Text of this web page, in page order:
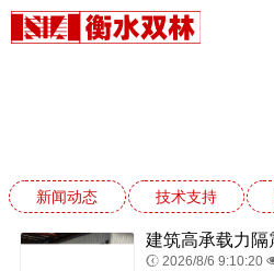
新闻动态 技术支持
2026/8/6 9:10:20